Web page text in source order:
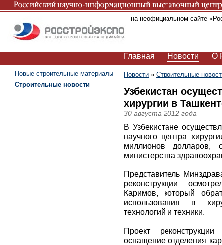
Вы находитесь на неофициальном сайте
Главная Новости О
Новости » Строительные
Узбекистан
хирургии в
30 августа 2012 года
В Узбекистане
научного центра
миллионов долларов,
министерства
Представитель
реконструкции
Каримов, который
использования в
технологий и техники.
Проект
оснащение отделения
Новые строительные материалы
Строительные новости